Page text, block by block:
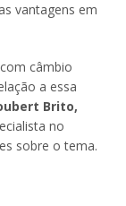
vantagens em
câmbio
a essa
Brito,
no
sobre o tema.